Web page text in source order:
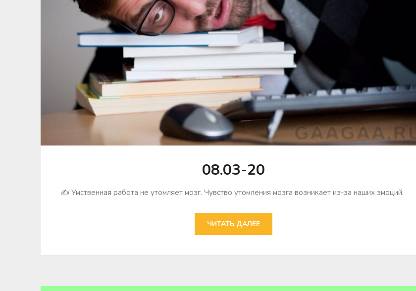
08.03-20
✍ Умственная работа не утомляет мозг. Чувство утомления мозга возникает из-за наших эмоций.
ЧИТАТЬ ДАЛЕЕ